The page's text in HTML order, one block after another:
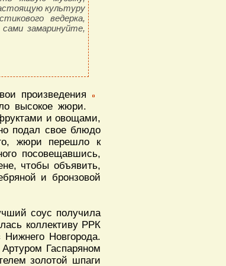
культуру
ведерка,
замаринуйте,
произведения
высокое жюри.
и овощами,
подал свое блюдо
жюри перешло к
посовещавшись,
чтобы объявить,
и бронзовой
соус получила
коллективу РРК
Новгорода.
Гаспаряном
золотой шпаги